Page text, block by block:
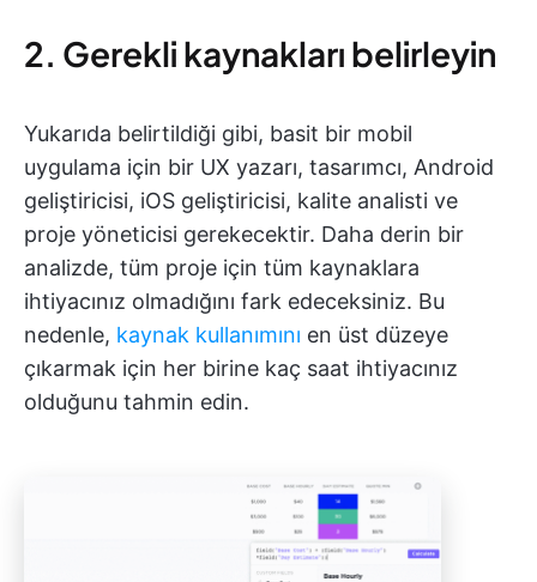
2. Gerekli kaynakları belirleyin
Yukarıda belirtildiği gibi, basit bir mobil
uygulama için bir UX yazarı, tasarımcı, Android
geliştiricisi, iOS geliştiricisi, kalite analisti ve
proje yöneticisi gerekecektir. Daha derin bir
analizde, tüm proje için tüm kaynaklara
ihtiyacınız olmadığını fark edeceksiniz. Bu
nedenle, kaynak kullanımını en üst düzeye
çıkarmak için her birine kaç saat ihtiyacınız
olduğunu tahmin edin.